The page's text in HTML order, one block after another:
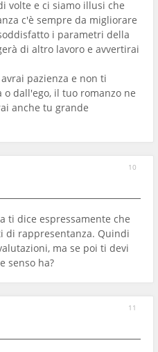
volte e ci siamo illusi che
c'è sempre da migliorare
i parametri della
di altro lavoro e avvertirai
pazienza e non ti
dall'ego, il tuo romanzo ne
anche tu grande
10
ti dice espressamente che
di rappresentanza. Quindi
ma se poi ti devi
senso ha?
11